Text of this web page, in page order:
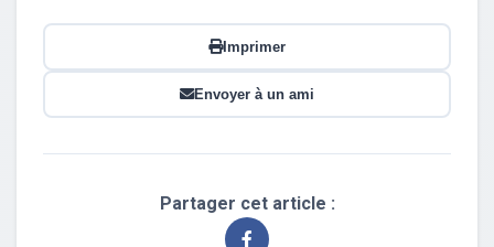
Imprimer
Envoyer à un ami
Partager cet article :